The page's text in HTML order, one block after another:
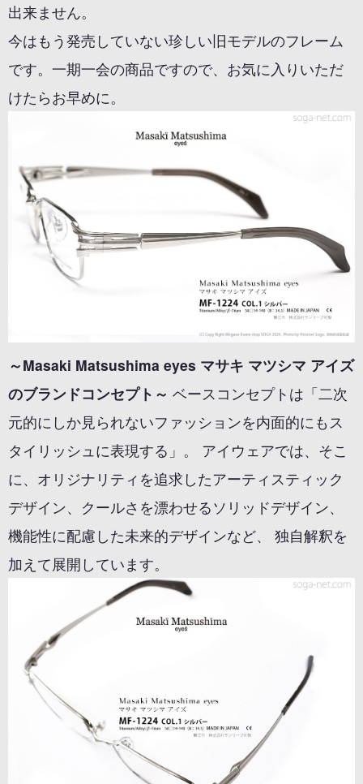
出来ません。
今はもう発売していない珍しい旧モデルのフレーム
です。一期一会の商品ですので、お気に入りいただ
けたらお早めに。
～Masaki Matsushima eyes マサキ マツシマ アイズ
のブランドコンセプト～ ベースコンセプトは「二次
元的にしか見られないファッションを内面的にもス
タイリッシュに表現する」。 アイウェアでは、そこ
に、オリジナリティを追求したアーティスティック
デザイン、クールさを漂わせるソリッドデザイン、
機能性に配慮した未来的デザインなど、 独自解釈を
加えて展開しています。